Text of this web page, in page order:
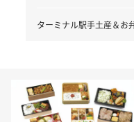
ターミナル駅手土産＆お